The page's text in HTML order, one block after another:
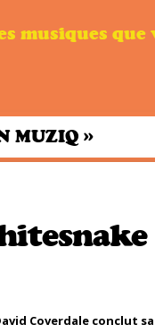
musiques que
MUZIQ »
Coverdale